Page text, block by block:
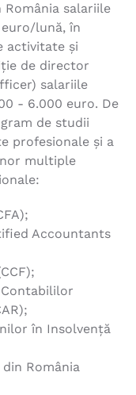
salariile
lună, în
activitate şi
de director
salariile
- 6.000 euro. De
de studii
profesionale şi a
multiple
Accountants
în Insolvență
România